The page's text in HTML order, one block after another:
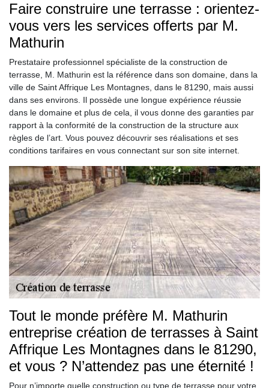
Faire construire une terrasse : orientez-
vous vers les services offerts par M.
Mathurin
Prestataire professionnel spécialiste de la construction de
terrasse, M. Mathurin est la référence dans son domaine, dans la
ville de Saint Affrique Les Montagnes, dans le 81290, mais aussi
dans ses environs. Il possède une longue expérience réussie
dans le domaine et plus de cela, il vous donne des garanties par
rapport à la conformité de la construction de la structure aux
règles de l’art. Vous pouvez découvrir ses réalisations et ses
conditions tarifaires en vous connectant sur son site internet.
Tout le monde préfère M. Mathurin
entreprise création de terrasses à Saint
Affrique Les Montagnes dans le 81290,
et vous ? N’attendez pas une éternité !
Pour n’importe quelle construction ou type de terrasse pour votre